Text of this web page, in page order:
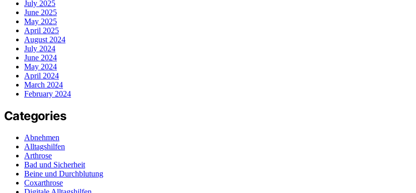
July 2025
June 2025
May 2025
April 2025
August 2024
July 2024
June 2024
May 2024
April 2024
March 2024
February 2024
Categories
Abnehmen
Alltagshilfen
Arthrose
Bad und Sicherheit
Beine und Durchblutung
Coxarthrose